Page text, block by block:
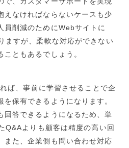
えなければならないケースも少
員削減のためにWebサイトに
ますが、柔軟な対応ができない
ともあるでしょう。
ば、事前に学習させることで企
保有できるようになります。
回答できるようになるため、単
Q&Aよりも顧客は精度の高い回
また、企業側も問い合わせ対応